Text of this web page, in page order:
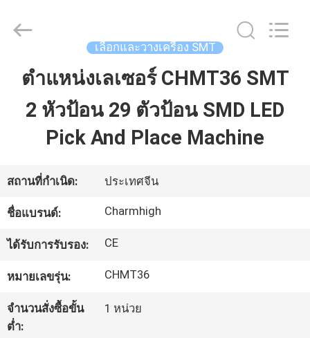
บ้าน
สินค้า
วิดีโอ
เกี่ยว
กับ
เรา
2026
CHARMHIGH
Reserved.
เลือกและวางเครื่อง SMT
ตำแหน่งเลเซอร์ CHMT36 SMT
2 หัวป้อน 29 ตัวป้อน SMD LED
Pick And Place Machine
สถานที่กำเนิด: ประเทศจีน
ชื่อแบรนด์: Charmhigh
ได้รับการรับรอง: CE
หมายเลขรุ่น: CHMT36
จำนวนสั่งซื้อขั้น
ต่ำ:
1 หน่วย